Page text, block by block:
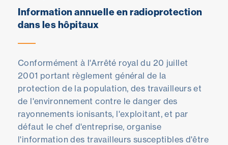
Information annuelle en radioprotection
dans les hôpitaux
Conformément à l'Arrêté royal du 20 juillet
2001 portant règlement général de la
protection de la population, des travailleurs et
de l'environnement contre le danger des
rayonnements ionisants, l'exploitant, et par
défaut le chef d'entreprise, organise
l'information des travailleurs susceptibles d'être